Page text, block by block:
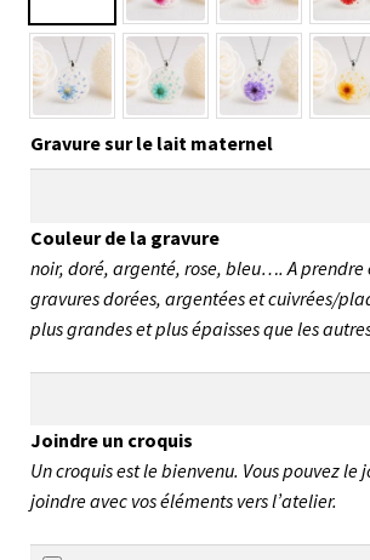
Gravure sur le lait maternel
Couleur de la gravure
noir, doré, argenté, rose, bleu…. A prendre
gravures dorées, argentées et cuivrées/
plus grandes et plus épaisses que les
Joindre un croquis
Un croquis est le bienvenu. Vous pouvez le
joindre avec vos éléments vers l’atelier.